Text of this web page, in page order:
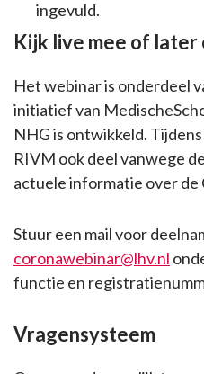
ingevuld.
Kijk live mee of later
Het webinar is onderdeel
initiatief van
NHG is ontwikkeld.
RIVM ook deel vanwege
actuele informatie over de
Stuur een mail voor
coronawebinar@lhv.nl
functie en
Vragensysteem